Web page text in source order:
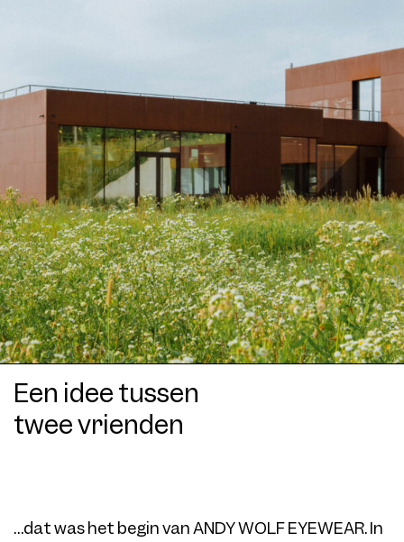
Een idee tussen
twee vrienden
…dat was het begin van ANDY WOLF EYEWEAR. In